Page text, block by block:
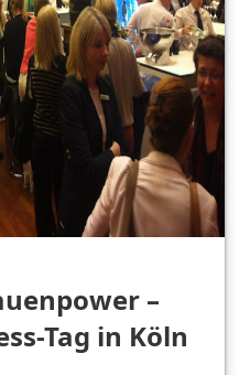
–
Tag in Köln